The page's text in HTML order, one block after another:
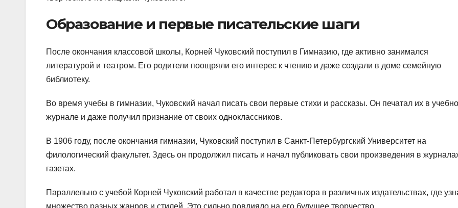
Образование и первые писательские шаги
После окончания классовой школы, Корней Чуковский поступил в Гимназию, где активно занимался
литературой и театром. Его родители поощряли его интерес к чтению и даже создали в доме семейную
библиотеку.
Во время учебы в гимназии, Чуковский начал писать свои первые стихи и рассказы. Он печатал их в
журнале и даже получил признание от своих одноклассников.
В 1906 году, после окончания гимназии, Чуковский поступил в Санкт-Петербургский Университет на
филологический факультет. Здесь он продолжил писать и начал публиковать свои произведения в
газетах.
Параллельно с учебой Корней Чуковский работал в качестве редактора в различных издательствах, где
множество разных жанров и стилей. Это сильно повлияло на его будущее творчество.